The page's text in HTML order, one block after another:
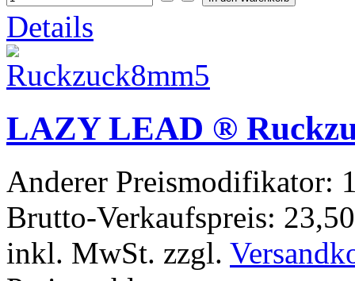
Details
LAZY LEAD ®
Anderer Preismodifikator:
Brutto-Verkaufspreis:
inkl. MwSt. zzgl.